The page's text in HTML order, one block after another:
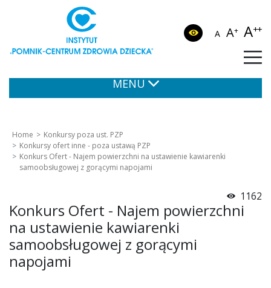
A A+ A++
MENU
Home
Konkursy poza ust. PZP
Konkursy ofert inne - poza ustawą PZP
Konkurs Ofert - Najem powierzchni na ustawienie kawiarenki
samoobsługowej z gorącymi napojami
1162
Konkurs Ofert - Najem powierzchni
na ustawienie kawiarenki
samoobsługowej z gorącymi
napojami